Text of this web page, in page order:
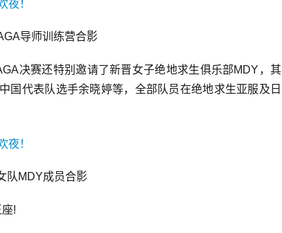
导师训练营合影
决赛还特别邀请了新晋女子绝地求生俱乐部MDY，其
国代表队选手余晓婷等，全部队员在绝地求生亚服及日
MDY成员合影
!